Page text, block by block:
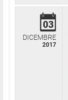
03
DICEMBRE
2017